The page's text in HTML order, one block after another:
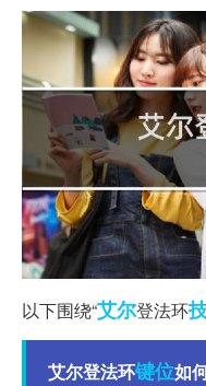
以下围绕“艾尔登法环
艾尔登法环键位如